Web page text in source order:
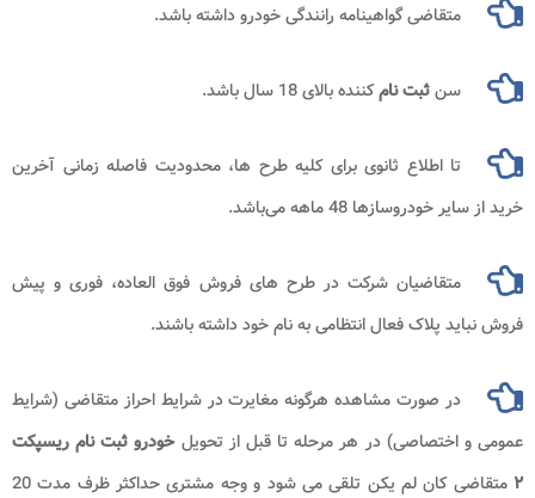
متقاضی گواهینامه رانندگی خودرو داشته باشد.
سنثبت نامکننده بالای 18 سال باشد.
تا اطلاع ثانوی برای کلیه طرح ها، محدودیت فاصله زمانی آخرین
خرید از سایر خودروسازها 48 ماهه می‌باشد.
متقاضیان شرکت در طرح های فروش فوق العاده، فوری و پیش
فروش نباید پلاک فعال انتظامی به نام خود داشته باشند.
در صورت مشاهده هرگونه مغایرت در شرایط احراز متقاضی (شرایط
عمومی و اختصاصی) در هر مرحله تا قبل از تحویلخودرو ثبت نام ریسپکت
۲
متقاضی کان لم یکن تلقی می شود و وجه مشتری حداکثر ظرف مدت 20